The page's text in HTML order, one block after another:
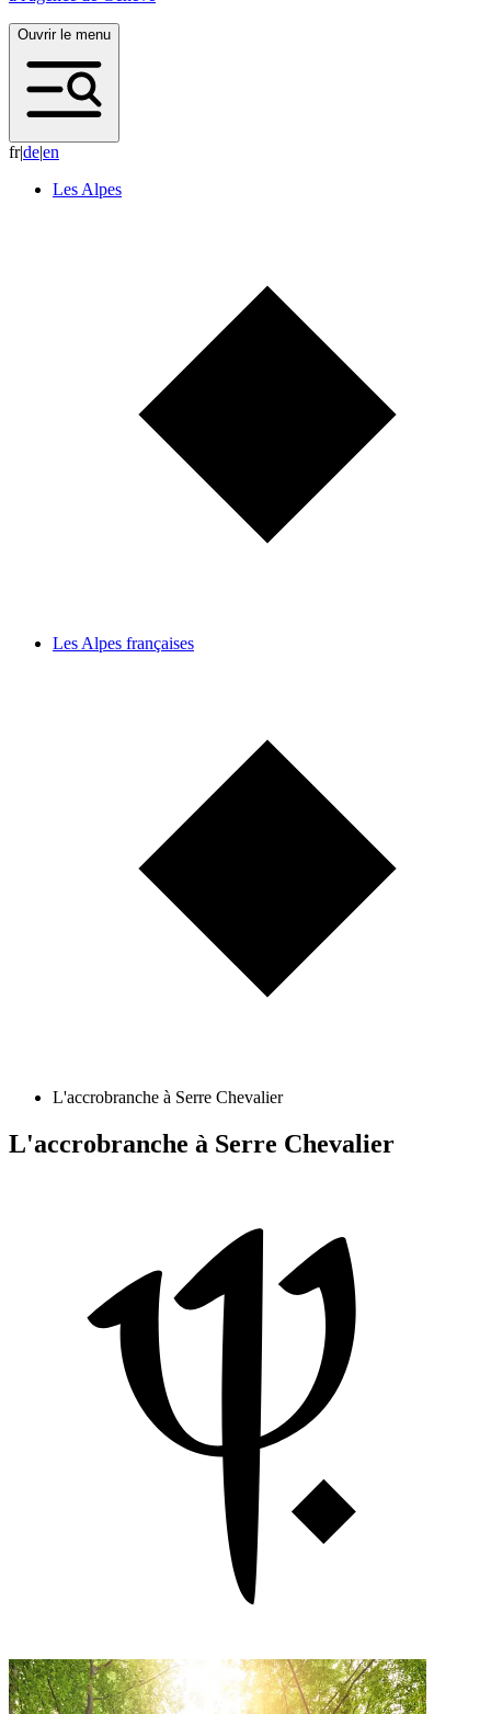
Ouvrir le menu
fr|de|en
Les Alpes
Les Alpes françaises
L'accrobranche à Serre Chevalier
L'accrobranche à Serre Chevalier